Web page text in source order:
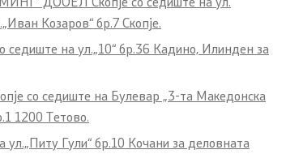
Козаров“ бр.7 Скопје.
на ул.„10“ бр.36 Кадино, Илинден за
со седиште на Булевар „3-та Македонска
1200 Тетово.
Гули“ бр.10 Кочани за деловната